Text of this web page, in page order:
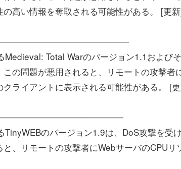
高い情報を奪取される可能性がある。 [更
Total Warのバージョン1.1および
この問題が悪用されると、リモートの攻撃
ライアントに表示される可能性がある。 [
のバージョン1.9は、DoS攻撃を受
、リモートの攻撃者にWebサーバのCPU